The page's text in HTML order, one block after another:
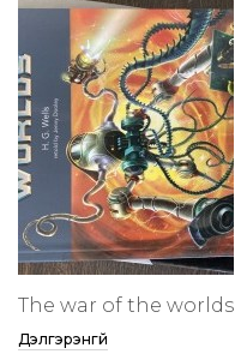
The war of the worlds
Дэлгэрэнгүй